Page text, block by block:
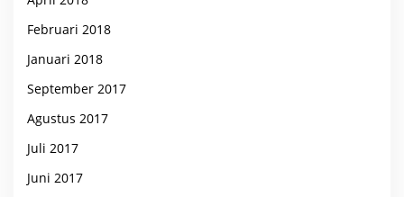
Februari 2018
Januari 2018
September 2017
Agustus 2017
Juli 2017
Juni 2017